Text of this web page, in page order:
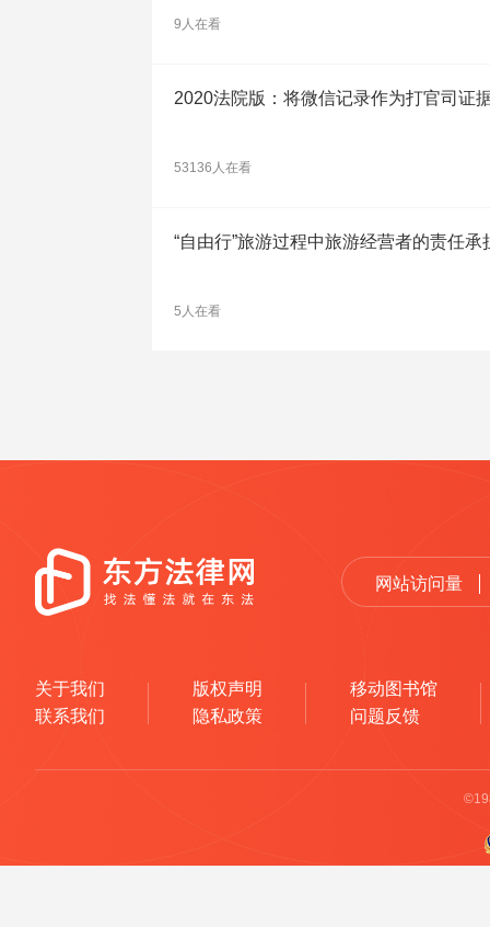
9人在看
2020法院版：将微信记录作为打官司证
53136人在看
“自由行”旅游过程中旅游经营者的责任承
5人在看
网站访问量
关于我们
联系我们
版权声明
隐私政策
移动图书馆
问题反馈